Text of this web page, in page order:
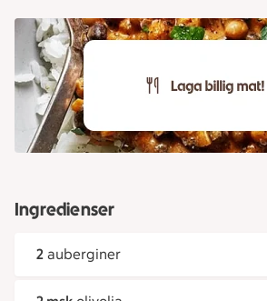
Ingredienser
2 auberginer